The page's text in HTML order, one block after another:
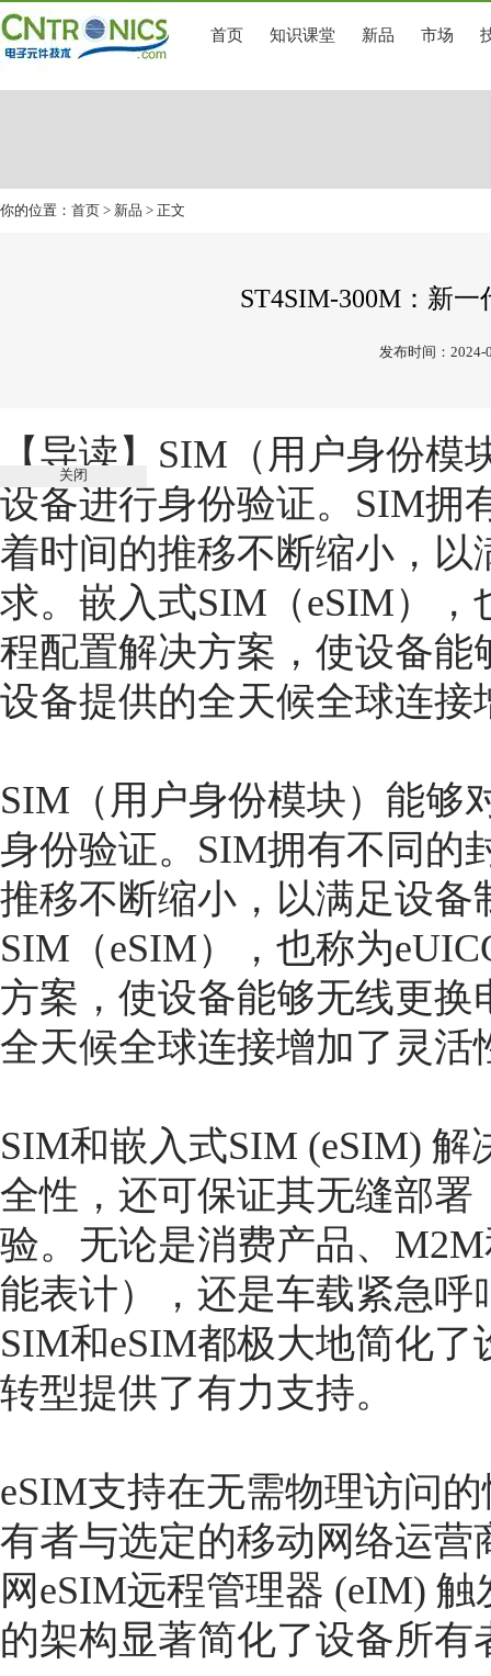
首页 知识课堂 新品 市场
你的位置： 首页 > 新品 > 正文
ST4SIM-300M：新
发布时间：2024-
【导读】 SIM（用户身份模
设备进行身份验证。SIM拥
着时间的推移不断缩小，
求。嵌入式SIM（eSIM）
程配置解决方案，使设备
设备提供的全天候全球连
SIM（用户身份模块）能够
身份验证。SIM拥有不同的
推移不断缩小，以满足设
SIM（eSIM），也称为
方案，使设备能够无线更
全天候全球连接增加了灵活
SIM和嵌入式SIM (eSIM)
全性，还可保证其无缝部
验。无论是消费产品、
能表计），还是车载紧急呼
SIM和eSIM都极大地简化
转型提供了有力支持。
eSIM支持在无需物理访问
有者与选定的移动网络运
网eSIM远程管理器 (eIM)
的架构显著简化了设备所
关闭